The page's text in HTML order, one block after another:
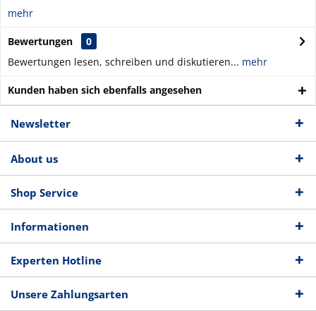
mehr
Bewertungen
0
Bewertungen lesen, schreiben und diskutieren... mehr
Kunden haben sich ebenfalls angesehen
Newsletter
About us
Shop Service
Informationen
Experten Hotline
Unsere Zahlungsarten